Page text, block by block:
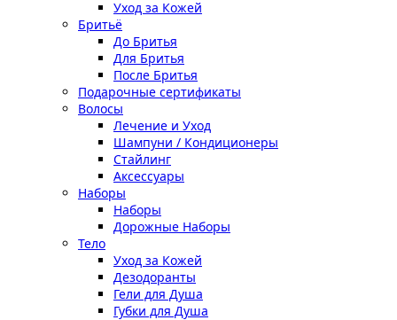
Уход за Кожей
Бритьё
До Бритья
Для Бритья
После Бритья
Подарочные сертификаты
Волосы
Лечение и Уход
Шампуни / Кондиционеры
Стайлинг
Аксессуары
Наборы
Наборы
Дорожные Наборы
Тело
Уход за Кожей
Дезодоранты
Гели для Душа
Губки для Душа